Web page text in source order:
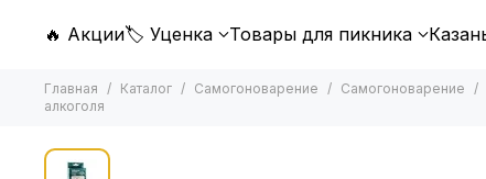
🔥 Акции🏷 Уценка Товары для пикника
Главная Каталог Самогоноварение Самогоноварение
алкоголя